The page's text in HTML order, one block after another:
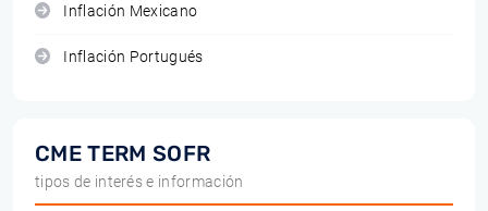
Inflación Mexicano
Inflación Portugués
CME TERM SOFR
tipos de interés e información